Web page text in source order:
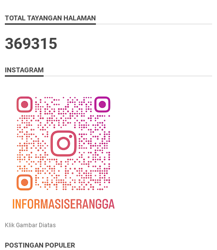
TOTAL TAYANGAN HALAMAN
369315
INSTAGRAM
Klik Gambar Diatas
POSTINGAN POPULER